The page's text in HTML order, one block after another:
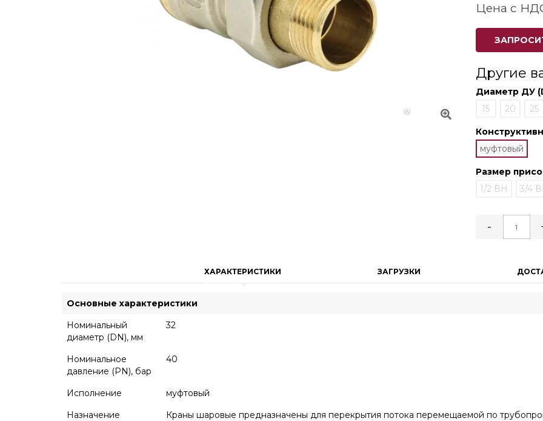
Цена с
Другие
Диаметр ДУ
15
20 25
муфтовый
Размер
1/2 ВН
3/4
-
ХАРАКТЕРИСТИКИ ЗАГРУЗКИ
Основные характеристики
Номинальный
диаметр (DN), мм
32
Номинальное
давление (PN), бар
40
Исполнение
муфтовый
Назначение
Краны шаровые предназначены для перекрытия потока перемещаемой по